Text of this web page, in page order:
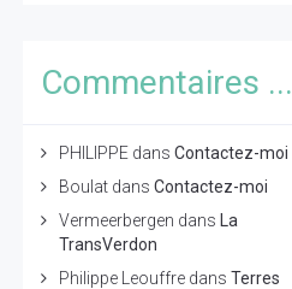
Commentaires ...
PHILIPPEdans Contactez-moi
Boulatdans Contactez-moi
Vermeerbergen dans
La
TransVerdon
Philippe Leouffredans Terres